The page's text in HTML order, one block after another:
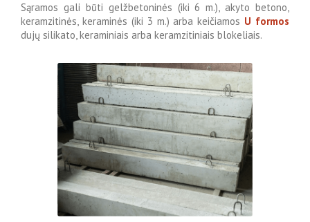
Sąramos gali būti gelžbetoninės (iki 6 m.), akyto betono,
keramzitinės, keraminės (iki 3 m.) arba keičiamos U formos
dujų silikato, keraminiais arba keramzitiniais blokeliais.